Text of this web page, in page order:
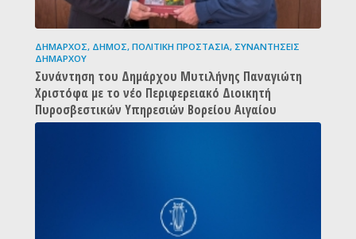
ΔΉΜΑΡΧΟΣ, ΔΉΜΟΣ, ΠΟΛΙΤΙΚΉ ΠΡΟΣΤΑΣΊΑ, ΣΥΝΑΝΤΉΣΕΙΣ
ΔΗΜΆΡΧΟΥ
Συνάντηση του Δημάρχου Μυτιλήνης Παναγιώτη
Χριστόφα με το νέο Περιφερειακό Διοικητή
Πυροσβεστικών Υπηρεσιών Βορείου Αιγαίου